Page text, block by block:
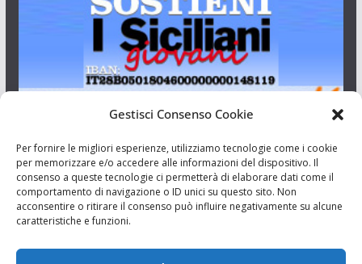
Gestisci Consenso Cookie
Per fornire le migliori esperienze, utilizziamo tecnologie come i cookie
per memorizzare e/o accedere alle informazioni del dispositivo. Il
consenso a queste tecnologie ci permetterà di elaborare dati come il
comportamento di navigazione o ID unici su questo sito. Non
acconsentire o ritirare il consenso può influire negativamente su alcune
caratteristiche e funzioni.
Aut. del tribunale di Catania n.23/2011 del 20/09/2011 Dir.
Resp. Riccardo Orioles.
Associazione Culturale I Siciliani Giovani